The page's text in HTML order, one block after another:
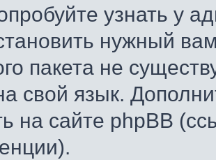
узнать у
нужный
пакета не
свой язык.
на сайте phpBB